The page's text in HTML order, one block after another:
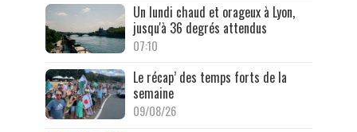
Un lundi chaud et orageux à Lyon,
jusqu'à 36 degrés attendus
07:10
Le récap’ des temps forts de la
semaine
09/08/26